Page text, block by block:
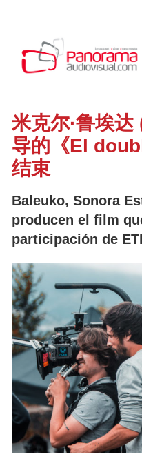
米克尔·鲁埃
导的《El
结束
Baleuko, Sonora
producen el film
participación de